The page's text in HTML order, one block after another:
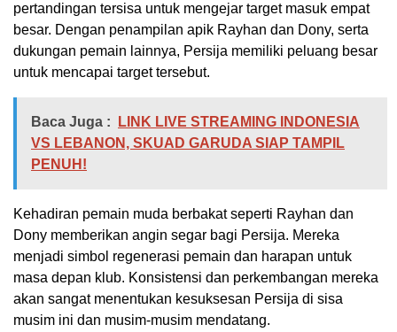
pertandingan tersisa untuk mengejar target masuk empat
besar. Dengan penampilan apik Rayhan dan Dony, serta
dukungan pemain lainnya, Persija memiliki peluang besar
untuk mencapai target tersebut.
Baca Juga :
LINK LIVE STREAMING INDONESIA
VS LEBANON, SKUAD GARUDA SIAP TAMPIL
PENUH!
Kehadiran pemain muda berbakat seperti Rayhan dan
Dony memberikan angin segar bagi Persija. Mereka
menjadi simbol regenerasi pemain dan harapan untuk
masa depan klub. Konsistensi dan perkembangan mereka
akan sangat menentukan kesuksesan Persija di sisa
musim ini dan musim-musim mendatang.